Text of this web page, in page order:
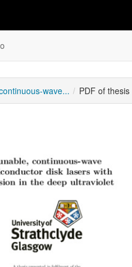
wave... PDF of